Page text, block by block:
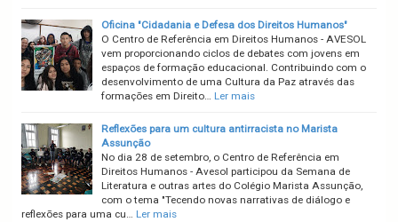
Oficina "Cidadania e Defesa dos Direitos Humanos"
O Centro de Referência em Direitos Humanos - AVESOL
vem proporcionando ciclos de debates com jovens em
espaços de formação educacional. Contribuindo com o
desenvolvimento de uma Cultura da Paz através das
formações em Direito… Ler mais
Reflexões para um cultura antirracista no Marista
Assunção
No dia 28 de setembro, o Centro de Referência em
Direitos Humanos - Avesol participou da Semana de
Literatura e outras artes do Colégio Marista Assunção,
com o tema "Tecendo novas narrativas de diálogo e
reflexões para uma cu… Ler mais